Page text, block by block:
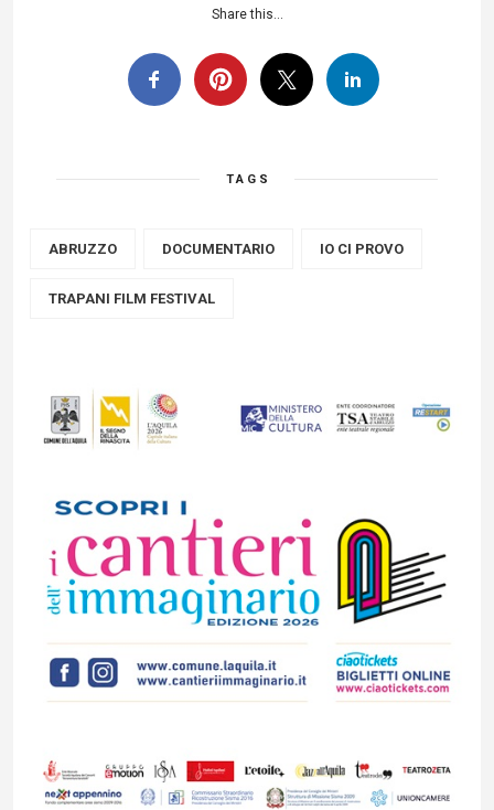
Share this...
TAGS
ABRUZZO DOCUMENTARIO IO CI PROVO
TRAPANI FILM FESTIVAL